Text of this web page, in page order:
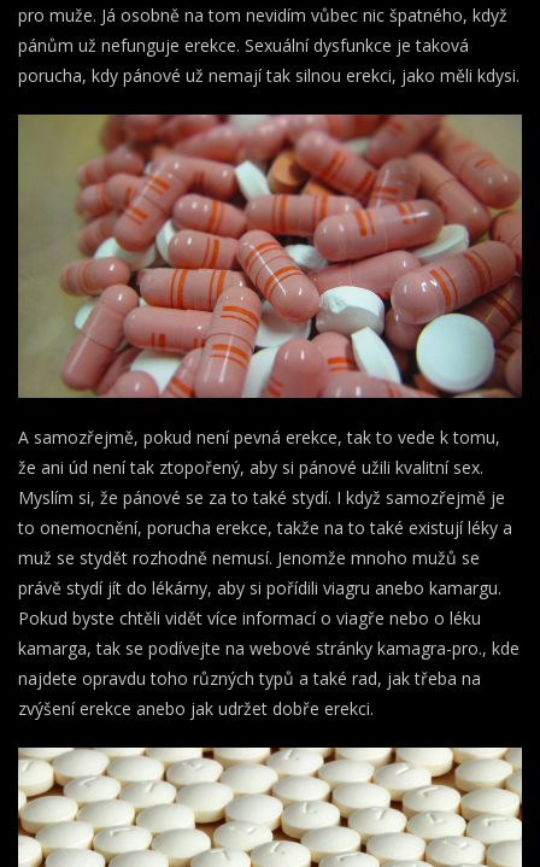
pro muže. Já osobně na tom nevidím vůbec nic špatného, když
pánům už nefunguje erekce. Sexuální dysfunkce je taková
porucha, kdy pánové už nemají tak silnou erekci, jako měli kdysi.
A samozřejmě, pokud není pevná erekce, tak to vede k tomu,
že ani úd není tak ztopořený, aby si pánové užili kvalitní sex.
Myslím si, že pánové se za to také stydí. I když samozřejmě je
to onemocnění, porucha erekce, takže na to také existují léky a
muž se stydět rozhodně nemusí. Jenomže mnoho mužů se
právě stydí jít do lékárny, aby si pořídili viagru anebo kamargu.
Pokud byste chtěli vidět více informací o viagře nebo o léku
kamarga, tak se podívejte na webové stránky kamagra-pro., kde
najdete opravdu toho různých typů a také rad, jak třeba na
zvýšení erekce anebo jak udržet dobře erekci.